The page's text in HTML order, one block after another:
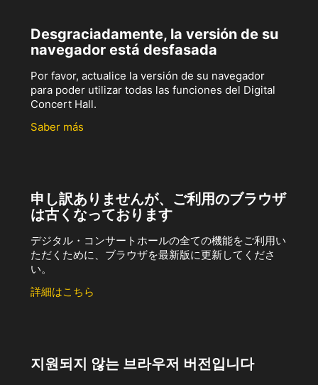
Desgraciadamente, la versión de su
navegador está desfasada
Por favor, actualice la versión de su navegador
para poder utilizar todas las funciones del Digital
Concert Hall.
Saber más
申し訳ありませんが、ご利用のブラウザ
は古くなっております
デジタル・コンサートホールの全ての機能をご利用い
ただくために、ブラウザを最新版に更新してくださ
い。
詳細はこちら
지원되지 않는 브라우저 버전입니다